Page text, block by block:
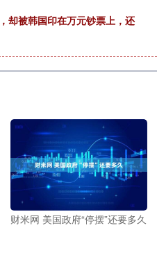
却被韩国印在万元钞票上，还
财米网 美国政府“停摆”还要多久